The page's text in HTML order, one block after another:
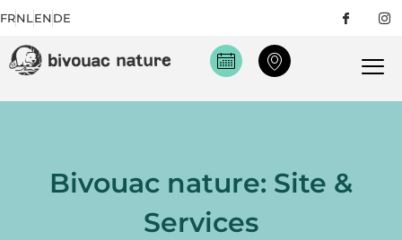
FRNLENDE
Bivouac nature: Site &
Services